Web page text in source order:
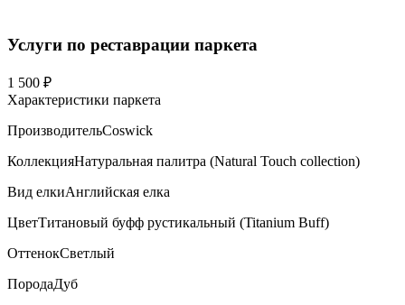
Услуги по реставрации паркета
1 500 ₽
Характеристики паркета
ПроизводительCoswick
КоллекцияНатуральная палитра (Natural Touch collection)
Вид елкиАнглийская елка
ЦветТитановый буфф рустикальный (Titanium Buff)
ОттенокСветлый
ПородаДуб